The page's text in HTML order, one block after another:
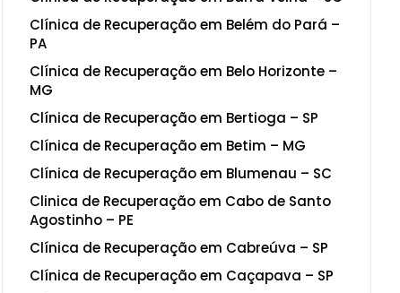
Clínica de Recuperação em Belém do Pará –
PA
Clínica de Recuperação em Belo Horizonte –
MG
Clínica de Recuperação em Bertioga – SP
Clínica de Recuperação em Betim – MG
Clínica de Recuperação em Blumenau – SC
Clinica de Recuperação em Cabo de Santo
Agostinho – PE
Clínica de Recuperação em Cabreúva – SP
Clínica de Recuperação em Caçapava – SP